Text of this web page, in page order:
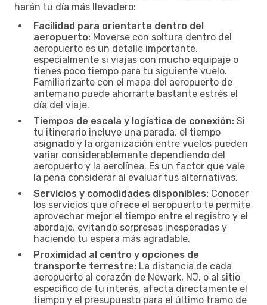
harán tu día más llevadero:
Facilidad para orientarte dentro del
aeropuerto: Moverse con soltura dentro del
aeropuerto es un detalle importante,
especialmente si viajas con mucho equipaje o
tienes poco tiempo para tu siguiente vuelo.
Familiarizarte con el mapa del aeropuerto de
antemano puede ahorrarte bastante estrés el
día del viaje.
Tiempos de escala y logística de conexión: Si
tu itinerario incluye una parada, el tiempo
asignado y la organización entre vuelos pueden
variar considerablemente dependiendo del
aeropuerto y la aerolínea. Es un factor que vale
la pena considerar al evaluar tus alternativas.
Servicios y comodidades disponibles: Conocer
los servicios que ofrece el aeropuerto te permite
aprovechar mejor el tiempo entre el registro y el
abordaje, evitando sorpresas inesperadas y
haciendo tu espera más agradable.
Proximidad al centro y opciones de
transporte terrestre: La distancia de cada
aeropuerto al corazón de Newark, NJ, o al sitio
específico de tu interés, afecta directamente el
tiempo y el presupuesto para el último tramo de